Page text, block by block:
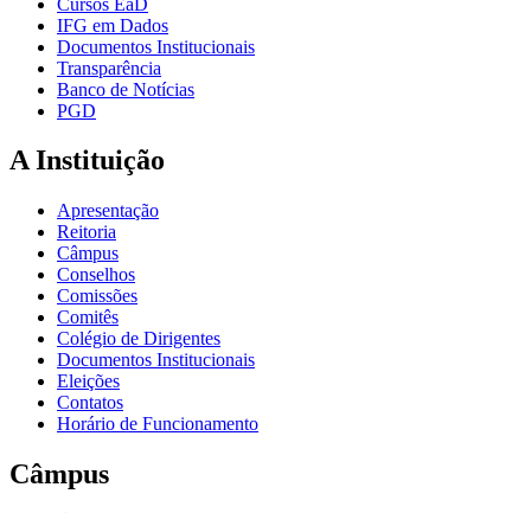
IFG em Dados
Documentos Institucionais
Transparência
Banco de Notícias
PGD
A Instituição
Apresentação
Reitoria
Câmpus
Conselhos
Comissões
Comitês
Colégio de Dirigentes
Documentos Institucionais
Eleições
Contatos
Horário de Funcionamento
Câmpus